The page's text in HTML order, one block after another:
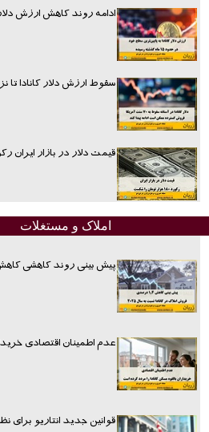
ادامه روند کاهش ارزش دلار
سقوط ارزش دلار کانادا تا نزدیکی ۷۰
قیمت دلار در بازار ایران رکورد ۱۸۰ هزار
املاک و مستغلات
پیش بینی روند کاهشی
عدم اطمینان اقتصادی
قوانین جدید انتاریو برای